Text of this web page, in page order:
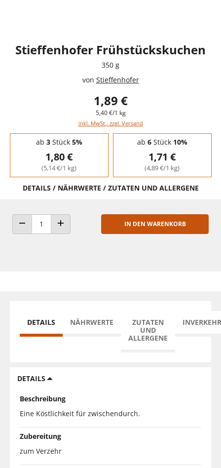
Stieffenhofer Frühstückskuchen
350 g
von Stieffenhofer
1,89 €
5,40 €/1 kg
inkl. MwSt., zzgl. Versand
Staffelpreise - Mengenrabatt
ab 3Stück 5%
1,80 €
(5,14 €/1 kg)
ab 6Stück 10%
1,71 €
(4,89 €/1 kg)
DETAILS / NÄHRWERTE / ZUTATEN UND ALLERGENE
ANZAHL VERRINGERNANZAHL ERHÖHEN
IN DEN WARENKORB
DETAILS NÄHRWERTE
ZUTATEN
UND
ALLERGENE
DETAILS
Beschreibung
Eine Köstlichkeit für zwischendurch.
Zubereitung
zum Verzehr